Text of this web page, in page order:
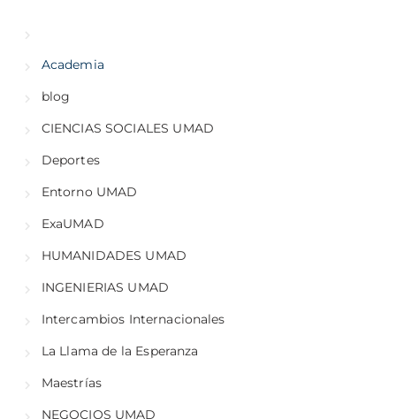
Academia
blog
CIENCIAS SOCIALES UMAD
Deportes
Entorno UMAD
ExaUMAD
HUMANIDADES UMAD
INGENIERIAS UMAD
Intercambios Internacionales
La Llama de la Esperanza
Maestrías
NEGOCIOS UMAD